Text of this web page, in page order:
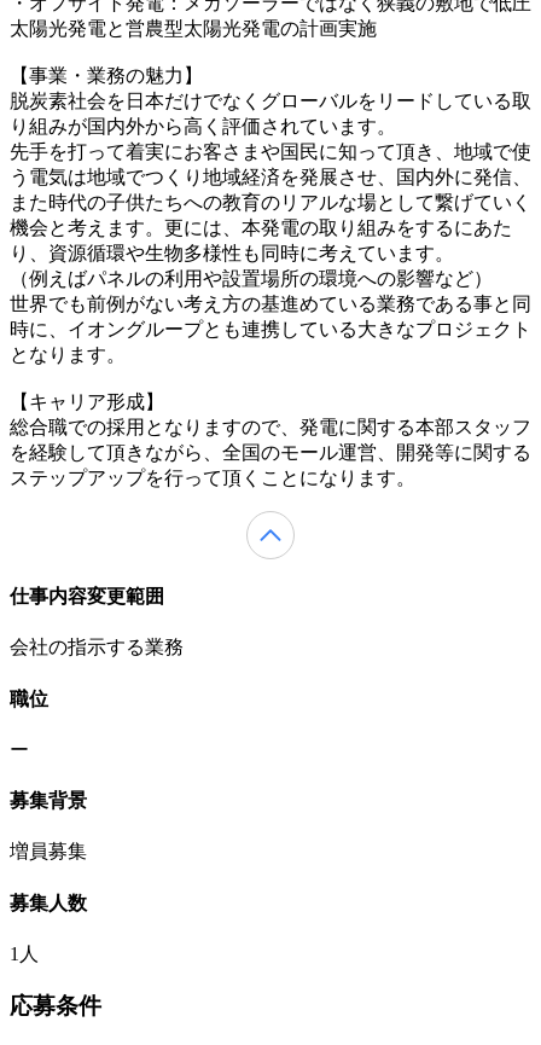
太陽光発電と営農型太陽光発電の計画実施
【事業・業務の魅力】
脱炭素社会を日本だけでなくグローバルをリードしている取
り組みが国内外から高く評価されています。
先手を打って着実にお客さまや国民に知って頂き、地域で使
う電気は地域でつくり地域経済を発展させ、国内外に発信、
また時代の子供たちへの教育のリアルな場として繋げていく
機会と考えます。更には、本発電の取り組みをするにあた
り、資源循環や生物多様性も同時に考えています。
（例えばパネルの利用や設置場所の環境への影響など）
世界でも前例がない考え方の基進めている業務である事と同
時に、イオングループとも連携している大きなプロジェクト
となります。
【キャリア形成】
総合職での採用となりますので、発電に関する本部スタッフ
を経験して頂きながら、全国のモール運営、開発等に関する
ステップアップを行って頂くことになります。
仕事内容変更範囲
会社の指示する業務
職位
ー
募集背景
増員募集
募集人数
1人
応募条件